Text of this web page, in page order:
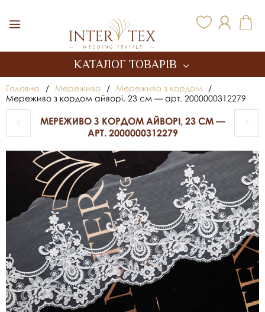
КАТАЛОГ ТОВАРІВ
Головна / Мереживо / Мереживо з кордом
/
Мереживо з кордом айворі, 23 см — арт. 2000000312279
МЕРЕЖИВО З КОРДОМ АЙВОРІ, 23 СМ —
АРТ. 2000000312279